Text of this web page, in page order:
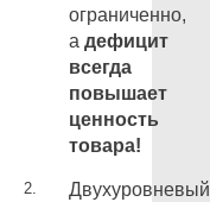
ограниченно,
а дефицит
всегда
повышает
ценность
товара!
Двухуровневый